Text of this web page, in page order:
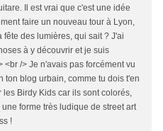
Il est vrai que c'est une idée
faire un nouveau tour à Lyon,
des lumières, qui sait ? J'ai
à y découvrir et je suis
<br /> Je n'avais pas forcément vu
ton blog urbain, comme tu dois t'en
Birdy Kids car ils sont colorés,
forme très ludique de street art
!